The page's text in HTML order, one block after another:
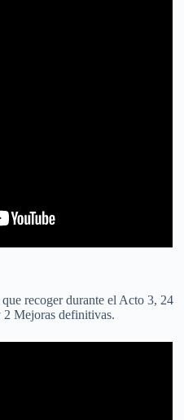
recoger durante el Acto 3, 24
2 Mejoras definitivas.